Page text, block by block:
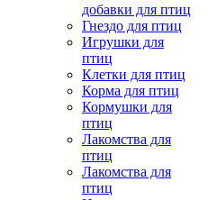
добавки для птиц
Гнездо для птиц
Игрушки для
птиц
Клетки для птиц
Корма для птиц
Кормушки для
птиц
Лакомства для
птиц
Лакомства для
птиц